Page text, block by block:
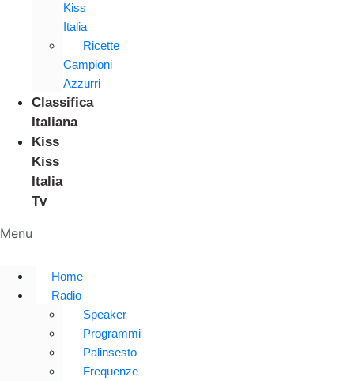
Kiss
Italia
Ricette
Campioni
Azzurri
Classifica
Italiana
Kiss
Kiss
Italia
Tv
Menu
Home
Radio
Speaker
Programmi
Palinsesto
Frequenze